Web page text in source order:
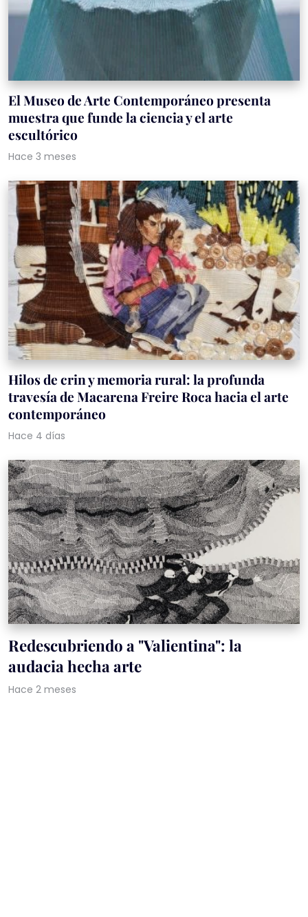
El Museo de Arte Contemporáneo presenta
muestra que funde la ciencia y el arte
escultórico
Hace 3 meses
Hilos de crin y memoria rural: la profunda
travesía de Macarena Freire Roca hacia el arte
contemporáneo
Hace 4 días
Redescubriendo a "Valientina": la
audacia hecha arte
Hace 2 meses